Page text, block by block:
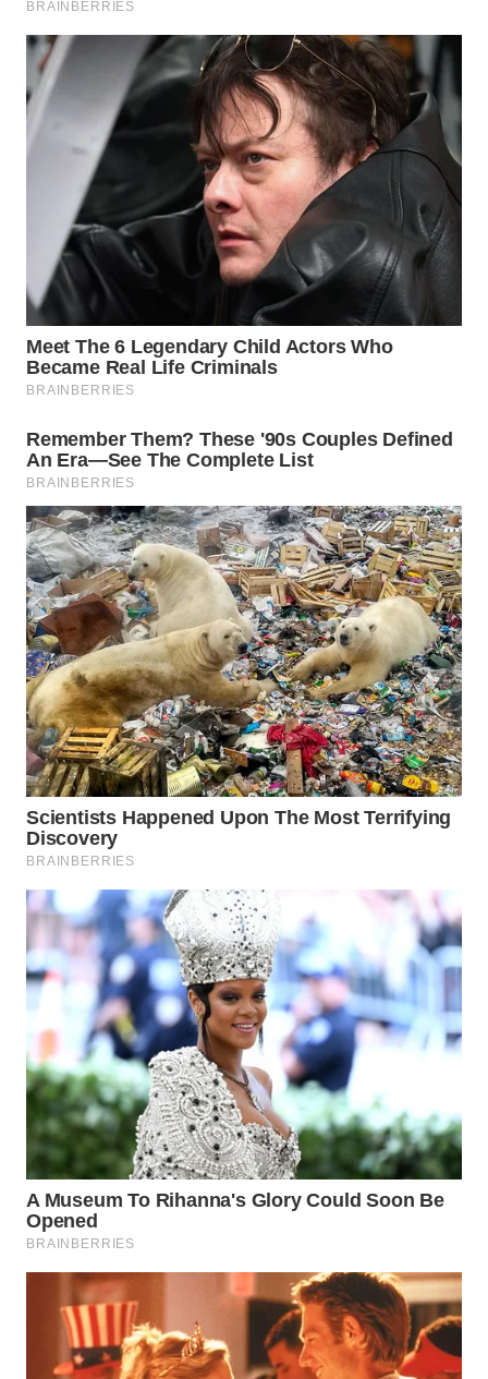
TAPANULI
TENGAH
WN DELI
SERDANG
WN
TEBING
TINGGI
WN
PAKPAK
WN
WN
WN
BOGOR
WN
DEPOK
WN
TAPANULI
UTARA
WN
SAMOSIR
PADANG
LAWAS
WN
SUMEDANG
WN
CIANJUR
KEPULAUAN
SERIBU
WN
TANGERANG
WN
BINJAI